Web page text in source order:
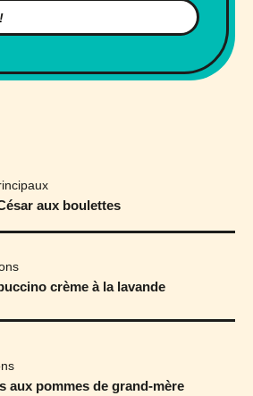
aux boulettes
crème à la lavande
aux pommes de grand-mère